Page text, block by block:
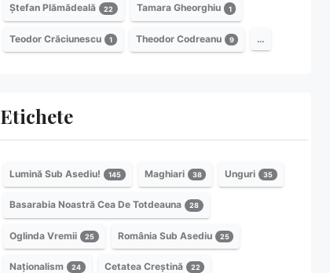
Ștefan Plămădeală 22 Tamara Gheorghiu 1
Teodor Crăciunescu 1 Theodor Codreanu 9 …
Etichete
Lumină Sub Asediu! 145 Maghiari 38 Unguri 35
Basarabia Noastră Cea De Totdeauna 28
Oglinda Vremii 25 România Sub Asediu 25
Naționalism 24 Cetatea Creștină 22